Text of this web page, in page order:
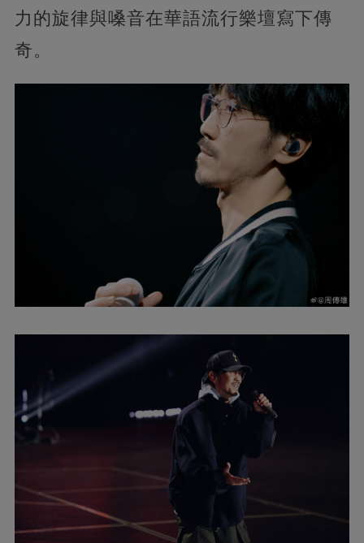
力的旋律與嗓音在華語流行樂壇寫下傳
奇。